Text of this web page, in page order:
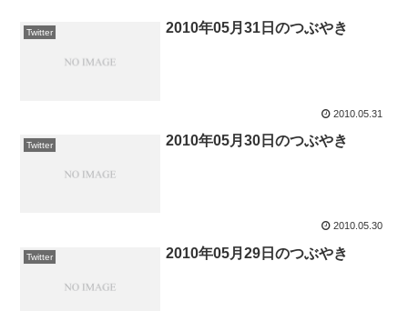
Twitter 2010年05月31日のつぶやき
2010.05.31
Twitter 2010年05月30日のつぶやき
2010.05.30
Twitter 2010年05月29日のつぶやき